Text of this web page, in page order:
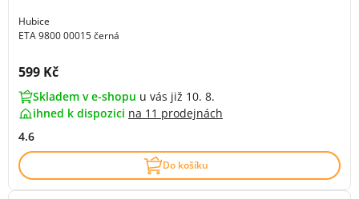
Hubice
ETA 9800 00015 černá
Cena s DPH:
599 Kč
Skladem v e-shopu u vás již 10. 8.
ihned k dispozici na 11 prodejnách
4.6
Do košíku